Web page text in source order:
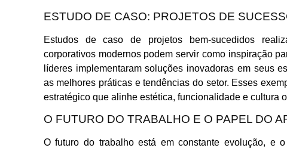
ESTUDO DE CASO: PROJETOS DE
Estudos de caso de projetos bem-sucedidos
corporativos modernos podem servir como inspiração
líderes implementaram soluções inovadoras em seus
as melhores práticas e tendências do setor. Esses
estratégico que alinhe estética, funcionalidade e cultura
O FUTURO DO TRABALHO E O PAPEL DO
O futuro do trabalho está em constante evolução, e